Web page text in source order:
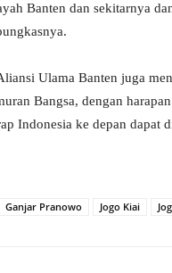
Banten dan sekitarnya
Ulama Banten juga
Bangsa, dengan
Indonesia ke depan
Ganjar Pranowo Jogo Kiai